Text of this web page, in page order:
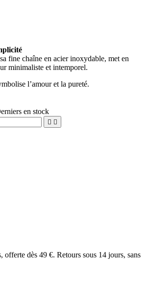
fine chaîne en acier inoxydable, met en
minimaliste et intemporel.
l’amour et la pureté.
en stock
 
dès 49 €. Retours sous 14 jours, sans